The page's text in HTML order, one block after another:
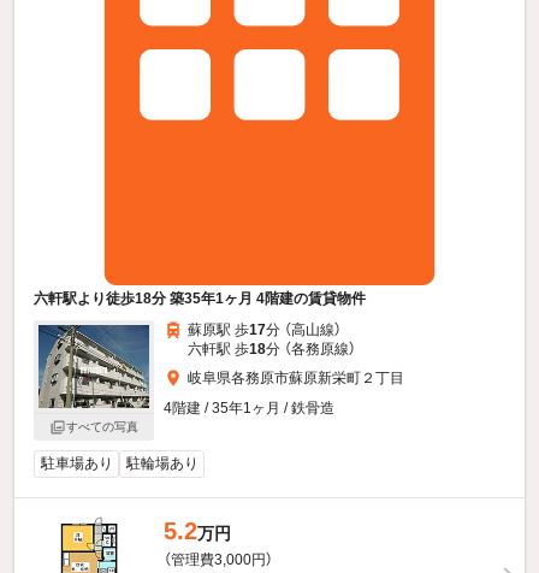
六軒駅より徒歩18分 築35年1ヶ月 4階建の賃貸物件
すべての写真
蘇原駅 歩17分 （高山線）
六軒駅 歩18分 （各務原線）
岐阜県各務原市蘇原新栄町２丁目
4階建 / 35年1ヶ月 / 鉄骨造
駐車場あり 駐輪場あり
5.2万円
（管理費3,000円）